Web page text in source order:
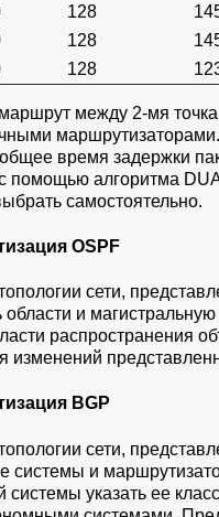
128
128
128
между 2-мя
время задержки
помощью алгоритма
самостоятельно.
OSPF
сети,
области и
распространения
изменений
BGP
сети,
системы и
системы указать ее